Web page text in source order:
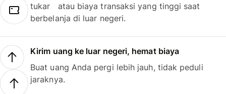
tukar atau biaya transaksi yang tinggi saat
berbelanja di luar negeri.
Kirim uang ke luar negeri, hemat biaya
Buat uang Anda pergi lebih jauh, tidak peduli
jaraknya.